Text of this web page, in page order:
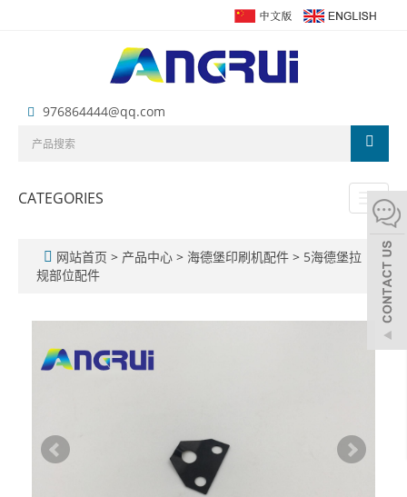
976864444@qq.com
Toggle
CATEGORIES
网站首页 > 产品中心 > 海德堡印刷机配件 > 5海德堡拉
规部位配件